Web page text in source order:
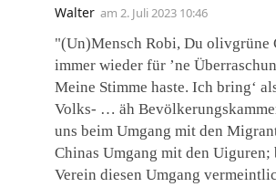
Walter am 2. Juli 2023 10:46
"(Un)Mensch Robi, Du olivgrüne
immer wieder für ’ne
Meine Stimme haste. Ich bring‘
Volks- … äh
uns beim Umgang mit den
Chinas Umgang mit den Uiguren;
Verein diesen Umgang